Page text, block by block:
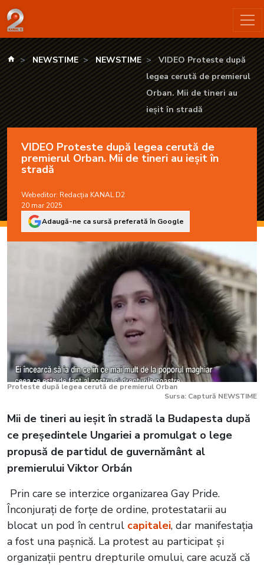
VIDEO Proteste după legea cerută de premierul Orban. Mii
kanald.ro
NEWSTIME NEWSTIME
VIDEO Proteste după
legea cerută de premierul
Orban. Mii de tineri au
ieșit în stradă
VIDEO Proteste după legea cerută de
premierul Orban. Mii de tineri au ieșit în
stradă
Webeditor: Redacția KANAL D2
20 mar 2025
Adaugă-ne ca sursă preferată în Google
Proteste după legea cerută de premierul Orban
Sursa: Captură NEWSTIME
Mii de tineri au ieșit în stradă la Budapesta după
ce președintele Ungariei a promulgat o lege
propusă de partidul de guvernământ al
premierului Viktor Orbán
Prin care se interzice organizarea Gay Pride.
Înconjurați de forțe de ordine, protestatarii au
blocat un pod în centrul capitalei, dar manifestația
a fost una pașnică. La protest au participat și
organizații pentru drepturile omului, care acuză că